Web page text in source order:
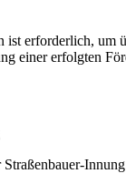
ist erforderlich,
einer erfolgten